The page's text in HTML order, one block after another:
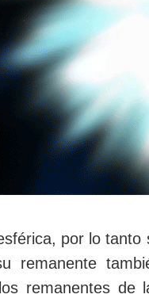
por lo
remanente
remanentes de